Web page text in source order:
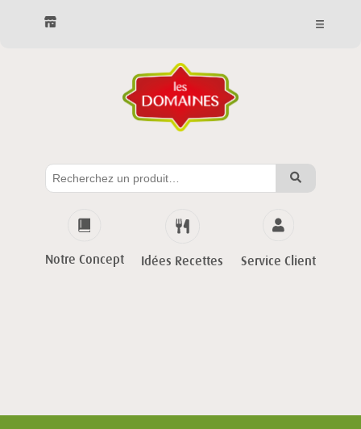
Notre Concept Idées Recettes Service Client